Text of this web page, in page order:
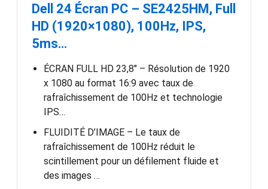
Dell 24 Écran PC – SE2425HM, Full
HD (1920×1080), 100Hz, IPS,
5ms…
ÉCRAN FULL HD 23,8″ – Résolution de 1920
x 1080 au format 16:9 avec taux de
rafraîchissement de 100Hz et technologie
IPS…
FLUIDITÉ D’IMAGE – Le taux de
rafraîchissement de 100Hz réduit le
scintillement pour un défilement fluide et
des images …